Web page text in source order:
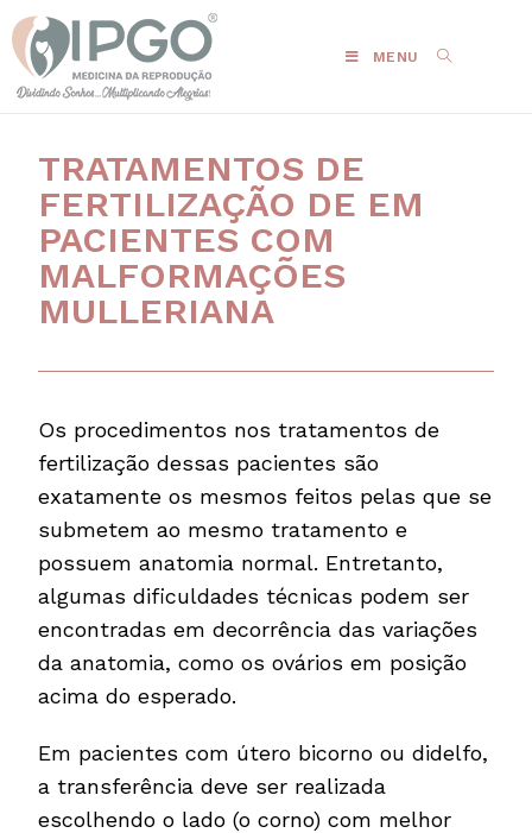
MENU
TRATAMENTOS DE
FERTILIZAÇÃO DE EM
PACIENTES COM
MALFORMAÇÕES
MULLERIANA
Os procedimentos nos tratamentos de
fertilização dessas pacientes são
exatamente os mesmos feitos pelas que se
submetem ao mesmo tratamento e
possuem anatomia normal. Entretanto,
algumas dificuldades técnicas podem ser
encontradas em decorrência das variações
da anatomia, como os ovários em posição
acima do esperado.
Em pacientes com útero bicorno ou didelfo,
a transferência deve ser realizada
escolhendo o lado (o corno) com melhor